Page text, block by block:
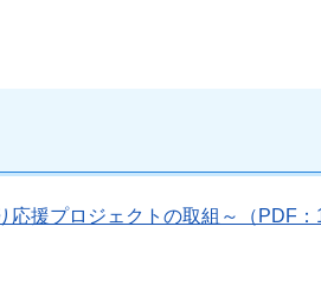
援プロジェクトの取組～（PDF：